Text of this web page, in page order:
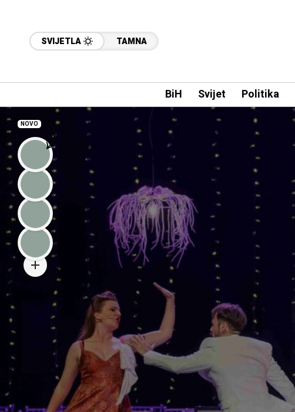
SVIJETLA TAMNA
BiH Svijet Politika
NOVO